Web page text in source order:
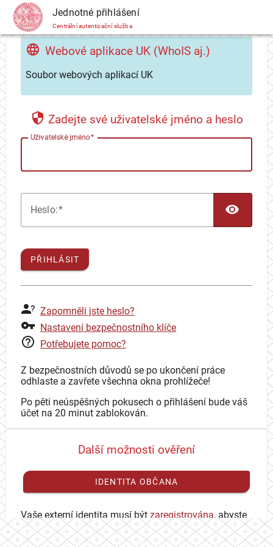
CAS Jednotné přihlášení
Centrální autentizační služba
Webové aplikace UK (WhoIS aj.)
Soubor webových aplikací UK
Zadejte své uživatelské jméno a heslo
Uživatelské jméno
Heslo:
PŘIHLÁSIT
Zapomněli jste heslo?
Nastavení bezpečnostního klíče
Potřebujete pomoc?
Z bezpečnostních důvodů se po ukončení práce
odhlaste a zavřete všechna okna prohlížeče!
Po pěti neúspěšných pokusech o přihlášení bude váš
účet na 20 minut zablokován.
Další možnosti ověření
IDENTITA OBČANA
Vaše externí identita musí být zaregistrována, abyste
se mohli přihlásit ke svému CAS účtu.